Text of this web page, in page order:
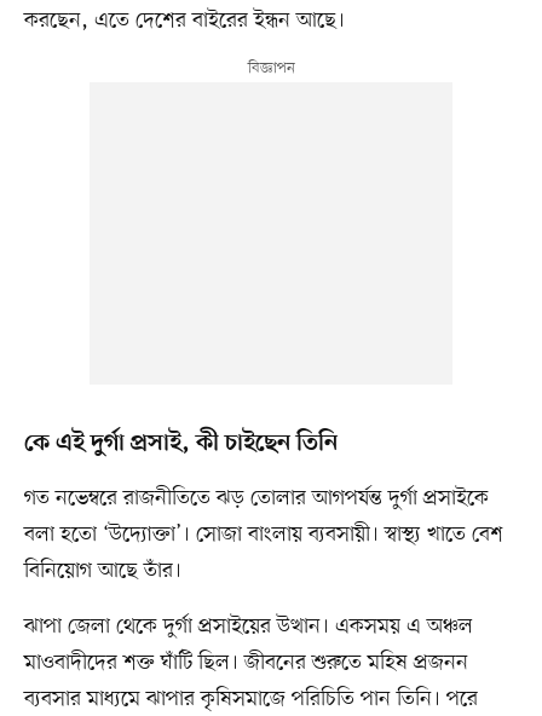
করছেন, এতে দেশের বাইরের ইন্ধন আছে।
কে এই দুর্গা প্রসাই, কী চাইছেন তিনি
গত নভেম্বরে রাজনীতিতে ঝড় তোলার আগপর্যন্ত দুর্গা প্রসাইকে
বলা হতো ‘উদ্যোক্তা’। সোজা বাংলায় ব্যবসায়ী। স্বাস্থ্য খাতে বেশ
বিনিয়োগ আছে তাঁর।
ঝাপা জেলা থেকে দুর্গা প্রসাইয়ের উত্থান। একসময় এ অঞ্চল
মাওবাদীদের শক্ত ঘাঁটি ছিল। জীবনের শুরুতে মহিষ প্রজনন
ব্যবসার মাধ্যমে ঝাপার কৃষিসমাজে পরিচিতি পান তিনি। পরে